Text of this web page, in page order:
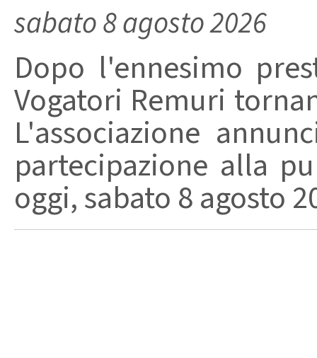
sabato 8 agosto 2026
Dopo l'ennesimo
Vogatori Remuri
L'associazione
partecipazione alla
oggi, sabato 8 agosto